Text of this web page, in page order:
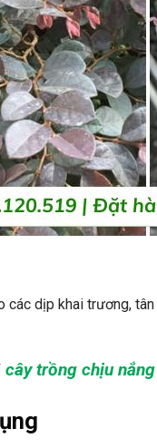
các dịp khai trương,
cây trồng chịu nắng